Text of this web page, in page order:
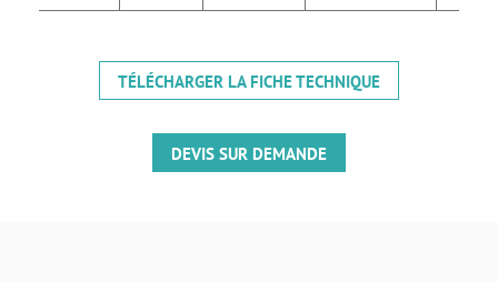
TÉLÉCHARGER LA FICHE TECHNIQUE
DEVIS SUR DEMANDE